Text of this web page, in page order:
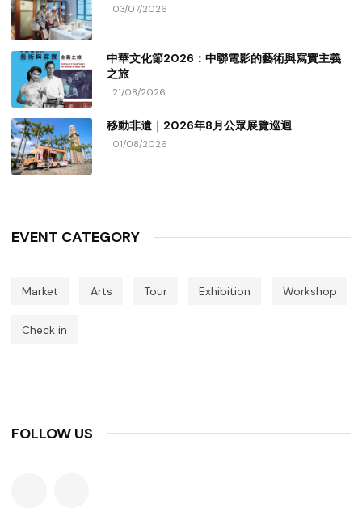
03/07/2026
中華文化節2026：中聯電影的藝術與寫實主義
之旅
21/08/2026
移動非遺｜2026年8月公眾展覽巡迴
01/08/2026
EVENT CATEGORY
Market Arts Tour Exhibition Workshop
Check in
FOLLOW US